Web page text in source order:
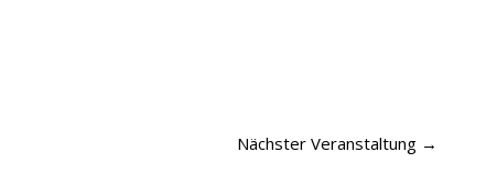
Nächster Veranstaltung →